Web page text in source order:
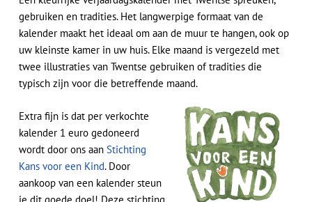
gebruiken en tradities. Het langwerpige formaat van de
kalender maakt het ideaal om aan de muur te hangen, ook op
uw kleinste kamer in uw huis. Elke maand is vergezeld met
twee illustraties van Twentse gebruiken of tradities die
typisch zijn voor die betreffende maand.
Extra fijn is dat per verkochte
kalender 1 euro gedoneerd
wordt door ons aan Stichting
Kans voor een Kind. Door
aankoop van een kalender steun